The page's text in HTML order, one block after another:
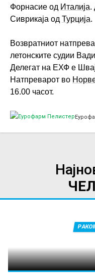
Форнасие од Италија.
Сиврикаја од Турција.
Возвратниот
летонските судии
Делегат на ЕХФ е
Натпреварот во
16.00 часот.